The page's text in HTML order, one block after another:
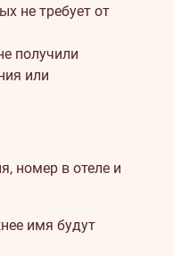
не требует от
получили
или
номер в отеле и
имя будут